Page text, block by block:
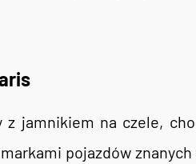
z jamnikiem na czele,
pojazdów